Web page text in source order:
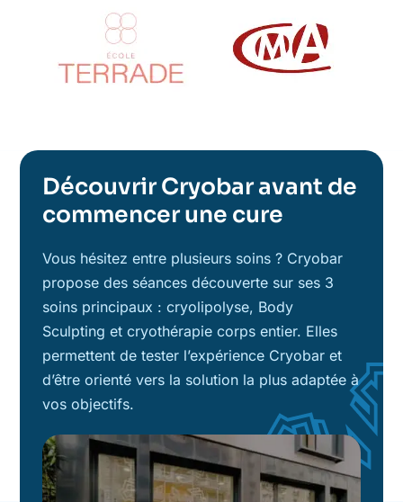
Découvrir Cryobar avant de
commencer une cure
Vous hésitez entre plusieurs soins ? Cryobar
propose des séances découverte sur ses 3
soins principaux : cryolipolyse, Body
Sculpting et cryothérapie corps entier. Elles
permettent de tester l’expérience Cryobar et
d’être orienté vers la solution la plus adaptée à
vos objectifs.